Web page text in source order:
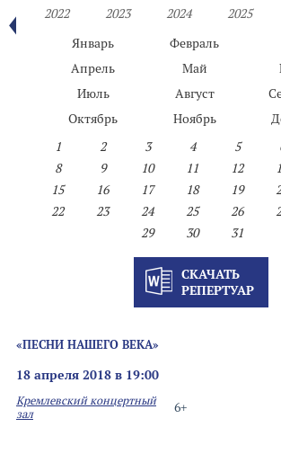
2022
2023 2024 2025
Январь
Февраль
Апрель
Май
Июль
Август
Октябрь
Ноябрь
1
2 3 4 5
8
9 10 11 12
15
16 17 18 19
22
23 24 25 26
29
30 31
СКАЧАТЬ
РЕПЕРТУАР
«ПЕСНИ НАШЕГО ВЕКА»
18 апреля 2018 в 19:00
6+
Кремлевский концертный
зал